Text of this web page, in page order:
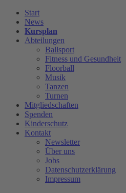
Start
News
Kursplan
Abteilungen
Ballsport
Fitness und Gesundheit
Floorball
Musik
Tanzen
Turnen
Mitgliedschaften
Spenden
Kinderschutz
Kontakt
Newsletter
Über uns
Jobs
Datenschutzerklärung
Impressum